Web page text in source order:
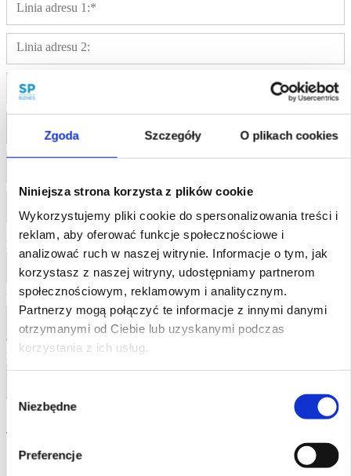
Zgoda Szczegóły O plikach cookies
Niniejsza strona korzysta z plików cookie
Wykorzystujemy pliki cookie do spersonalizowania treści i
reklam, aby oferować funkcje społecznościowe i
analizować ruch w naszej witrynie. Informacje o tym, jak
korzystasz z naszej witryny, udostępniamy partnerom
społecznościowym, reklamowym i analitycznym.
Partnerzy mogą połączyć te informacje z innymi danymi
otrzymanymi od Ciebie lub uzyskanymi podczas
korzystania z ich usług.
zgody
Niezbędne
Preferencje
Linia adresu 1:*
Linia adresu 2:
Miasto:*
Email:* Nieprawidłowy adres e-mail
Hasło:* Nieprawidłowe Hasło
Potwierdzenie hasła:* Potwierdzenie hasła nie zgadza się
Siła hasła
Typ klienta:
Konsument